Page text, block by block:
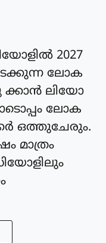
2027
ലോക
ക്കാന്‍ ലിയോ
ലോക
ഒത്തുചേരും.